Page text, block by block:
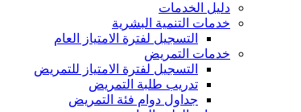
دليل الخدمات
خدمات التنمية البشرية
التسجيل لفترة الامتياز العام
خدمات التمريض
التسجيل لفترة الامتياز للتمريض
تدريب طلبة التمريض
جداول دوام فئة التمريض